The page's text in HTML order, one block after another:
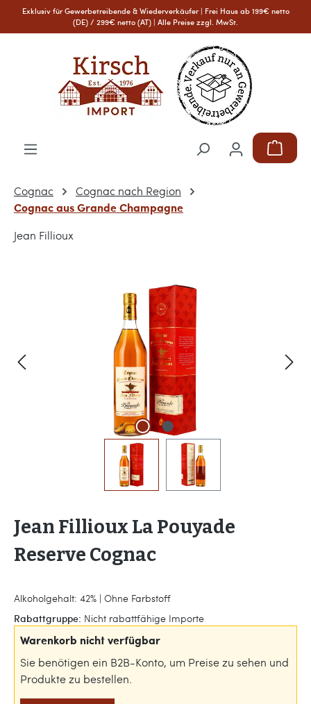
Zum Hauptinhalt springen
Exklusiv für Gewerbetreibende & Wiederverkäufer | Frei Haus ab 199€ netto
(DE) / 299€ netto (AT) | Alle Preise zzgl. MwSt.
Cognac Cognac nach Region
Cognac aus Grande Champagne
Jean Fillioux
Bildergalerie überspringen
Jean Fillioux La Pouyade
Reserve Cognac
Alkoholgehalt: 42% | Ohne Farbstoff
Rabattgruppe: Nicht rabattfähige Importe
Warenkorb nicht verfügbar
Sie benötigen ein B2B-Konto, um Preise zu sehen und
Produkte zu bestellen.